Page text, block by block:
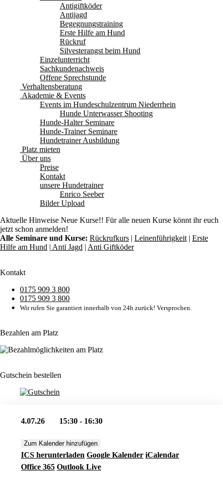
Antigiftköder
Antijagd
Begegnungstraining
Erste Hilfe am Hund
Rückruf
Silvesterangst beim Hund
Einzelunterricht
Sachkundenachweis
Offene Sprechstunde
Verhaltensberatung
Akademie & Events
Events im Hundeschulzentrum Niederrhein
Hunde Unterwasser Shooting
Hunde-Halter Seminare
Hunde-Trainer Seminare
Hundetrainer Ausbildung
Platz mieten
Über uns
Preise
Kontakt
unsere Hundetrainer
Enrico Seeber
Bilder Upload
Aktuelle Hinweise Neue Kurse!! Für alle neuen Kurse könnt ihr euch
jetzt schon anmelden!
Alle Seminare und Kurse: Rückrufkurs | Leinenführigkeit | Erste
Hilfe am Hund | Anti Jagd | Anti Giftköder
Kontakt
0175 909 3 800
0175 909 3 800
Wir rufen Sie garantiert innerhalb von 24h zurück! Versprochen.
Bezahlen am Platz
Gutschein bestellen
4.07.26 15:30 - 16:30
Zum Kalender hinzufügen
ICS herunterladen Google Kalender iCalendar
Office 365 Outlook Live